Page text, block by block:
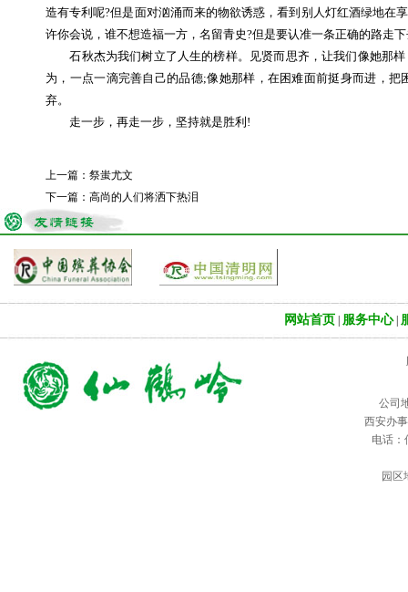
造有专利呢?但是面对汹涌而来的物欲诱惑，看到别人灯红酒绿地在
许你会说，谁不想造福一方，名留青史?但是要认准一条正确的路走
石秋杰为我们树立了人生的榜样。见贤而思齐，让我们像她那样
为，一点一滴完善自己的品德;像她那样，在困难面前挺身而进，
弃。
走一步，再走一步，坚持就是胜利!
上一篇： 祭蚩尤文
下一篇： 高尚的人们将洒下热泪
网站首页 服务中心|
公司
西安办
电话：
园区